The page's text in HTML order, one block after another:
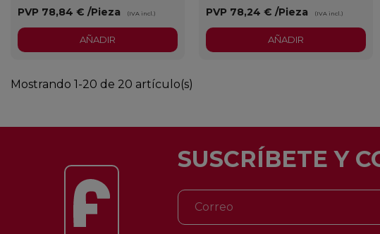
PVP 78,84 € /Pieza (IVA incl.)
AÑADIR
PVP 78,24 € /Pieza (IVA incl.)
AÑADIR
Mostrando 1-20 de 20 artículo(s)
SUSCRÍBETE Y